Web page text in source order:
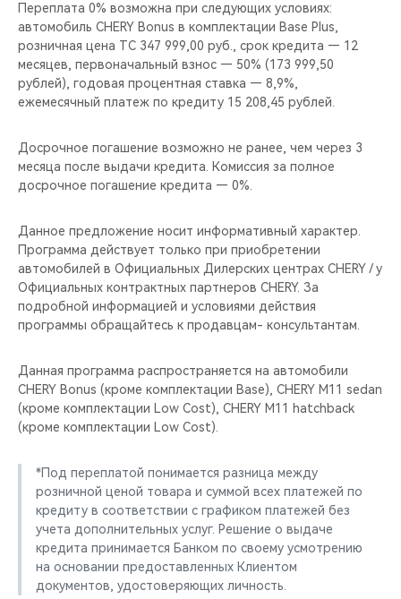
Переплата 0% возможна при следующих условиях:
автомобиль CHERY Bonus в комплектации Base Plus,
розничная цена ТС 347 999,00 руб., срок кредита — 12
месяцев, первоначальный взнос — 50% (173 999,50
рублей), годовая процентная ставка — 8,9%,
ежемесячный платеж по кредиту 15 208,45 рублей.
Досрочное погашение возможно не ранее, чем через 3
месяца после выдачи кредита. Комиссия за полное
досрочное погашение кредита — 0%.
Данное предложение носит информативный характер.
Программа действует только при приобретении
автомобилей в Официальных Дилерских центрах CHERY / у
Официальных контрактных партнеров CHERY. За
подробной информацией и условиями действия
программы обращайтесь к продавцам- консультантам.
Данная программа распространяется на автомобили
CHERY Bonus (кроме комплектации Base), CHERY M11 sedan
(кроме комплектации Low Cost), CHERY M11 hatchback
(кроме комплектации Low Cost).
*Под переплатой понимается разница между
розничной ценой товара и суммой всех платежей по
кредиту в соответствии с графиком платежей без
учета дополнительных услуг. Решение о выдаче
кредита принимается Банком по своему усмотрению
на основании предоставленных Клиентом
документов, удостоверяющих личность.